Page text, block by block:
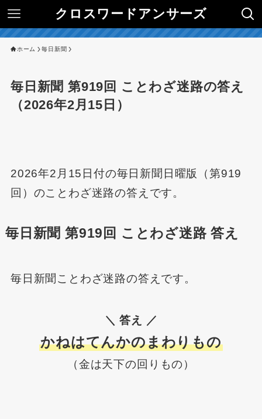
クロスワードアンサーズ
ホーム 毎日新聞
毎日新聞 第919回 ことわざ迷路の答え
（2026年2月15日）
2026年2月15日付の毎日新聞日曜版（第919
回）のことわざ迷路の答えです。
毎日新聞 第919回 ことわざ迷路 答え
毎日新聞ことわざ迷路の答えです。
＼ 答え ／
かねはてんかのまわりもの
（金は天下の回りもの）